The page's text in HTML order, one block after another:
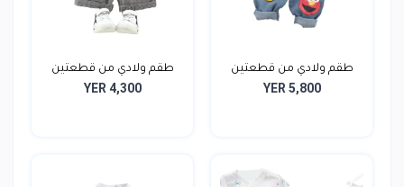
طقم ولادي من قطعتين
YER 5,800
طقم ولادي من قطعتين
YER 4,300